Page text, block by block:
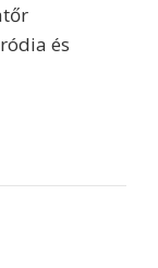
és